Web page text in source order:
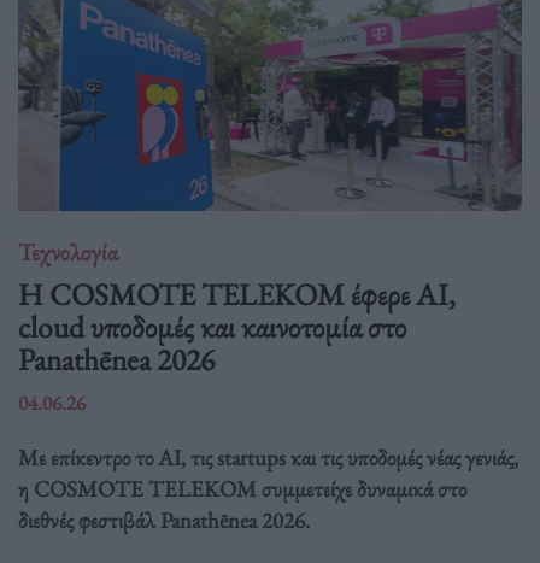
Τεχνολογία
Η COSMOTE TELEKOM έφερε AI,
cloud υποδομές και καινοτομία στο
Panathēnea 2026
04.06.26
Με επίκεντρο το AI, τις startups και τις υποδομές νέας γενιάς,
η COSMOTE TELEKOM συμμετείχε δυναμικά στο
διεθνές φεστιβάλ Panathēnea 2026.